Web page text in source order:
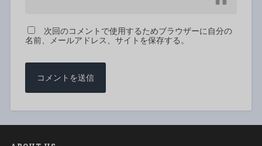
次回のコメントで使用するためブラウザーに自分の
名前、メールアドレス、サイトを保存する。